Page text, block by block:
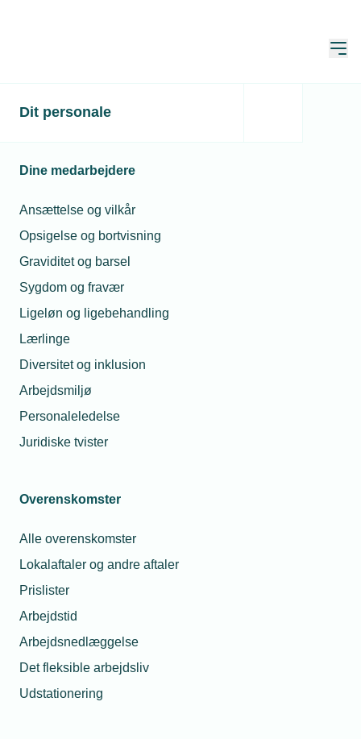
Dit personale
Dine medarbejdere
Ansættelse og vilkår
Opsigelse og bortvisning
Graviditet og barsel
Sygdom og fravær
Ligeløn og ligebehandling
Lærlinge
Diversitet og inklusion
Arbejdsmiljø
Personaleledelse
Juridiske tvister
Overenskomster
Alle overenskomster
Lokalaftaler og andre aftaler
Prislister
Arbejdstid
Arbejdsnedlæggelse
Det fleksible arbejdsliv
Udstationering
Prislister
relevante prislister.
Tidsprislisten for Rør- og
Fjernvarmeprisliste af 2025
Rørprislisten af 2025
Elbranchens akkordsystem (EBA)
Landspriskurant for
blikkenslagerarbejde af 1. juli 2020